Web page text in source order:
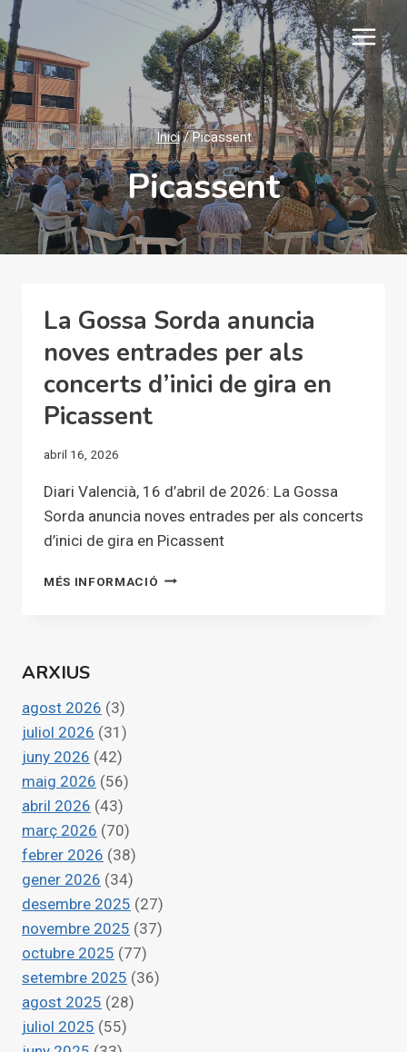
Vés
al
contingut
Inici / Picassent
Picassent
La Gossa Sorda anuncia
noves entrades per als
concerts d’inici de gira en
Picassent
abril 16, 2026
Diari Valencià, 16 d’abril de 2026: La Gossa
Sorda anuncia noves entrades per als concerts
d’inici de gira en Picassent
MÉS INFORMACIÓ LA
ARXIUS
agost 2026 (3)
juliol 2026 (31)
juny 2026 (42)
maig 2026 (56)
abril 2026 (43)
març 2026 (70)
febrer 2026 (38)
gener 2026 (34)
desembre 2025 (27)
novembre 2025 (37)
octubre 2025 (77)
setembre 2025 (36)
agost 2025 (28)
juliol 2025 (55)